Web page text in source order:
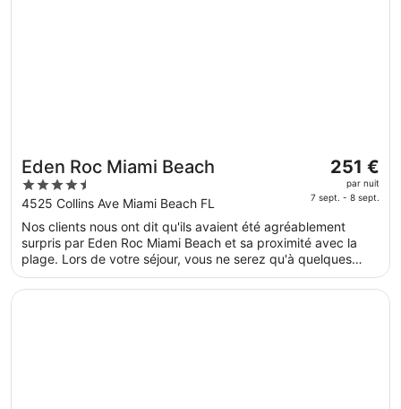
Eden Roc Miami Beach
4.5
out
of
5
4525 Collins Ave Miami Beach FL
Le
prix
est
par
nuit
du 7
sept.
251 €
par nuit
7 sept. - 8 sept.
Nos clients nous ont dit qu'ils avaient été agréablement
surpris par Eden Roc Miami Beach et sa proximité avec la
plage. Lors de votre séjour, vous ne serez qu'à quelques
minutes de marche de Promenade sur la plage de Miami. 3
des piscines extérieures, 2 des restaurants et un spa
S’ouvre dans une nouvelle fenêtre
InterContinental Miami by IHG